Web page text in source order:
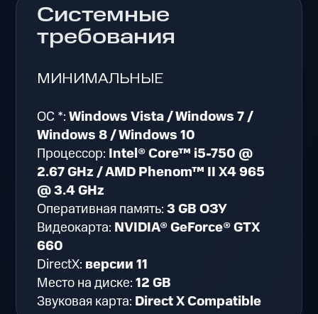
Системные
требования
МИНИМАЛЬНЫЕ
ОС *:Windows Vista / Windows 7 /
Windows 8 / Windows 10
Процессор: Intel® Core™ i5-750 @
2.67 GHz / AMD Phenom™ II X4 965
@ 3.4 GHz
Оперативная память:3 GB ОЗУ
Видеокарта: NVIDIA® GeForce® GTX
660
DirectX: версии 11
Место на диске:12 GB
Звуковая карта: Direct X Compatible